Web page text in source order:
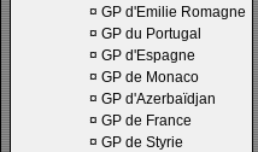
¤ GP d'Emilie Romagne
¤ GP du Portugal
¤ GP d'Espagne
¤ GP de Monaco
¤ GP d'Azerbaïdjan
¤ GP de France
¤ GP de Styrie